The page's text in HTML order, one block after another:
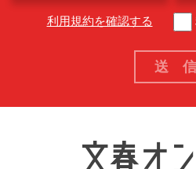
利用規約を確認する